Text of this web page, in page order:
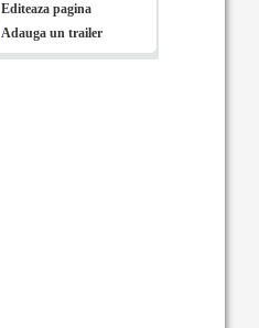
Editeaza pagina
Adauga un trailer